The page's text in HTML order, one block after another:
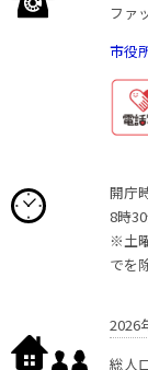
ファ
市役
開庁
8時
※土
でを
2026
総人